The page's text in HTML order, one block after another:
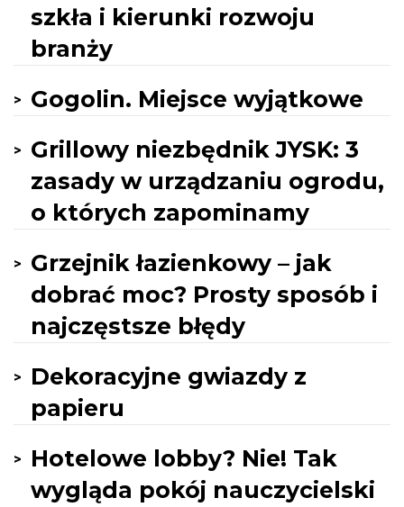
szkła i kierunki rozwoju
branży
Gogolin. Miejsce wyjątkowe
Grillowy niezbędnik JYSK: 3
zasady w urządzaniu ogrodu,
o których zapominamy
Grzejnik łazienkowy – jak
dobrać moc? Prosty sposób i
najczęstsze błędy
Dekoracyjne gwiazdy z
papieru
Hotelowe lobby? Nie! Tak
wygląda pokój nauczycielski